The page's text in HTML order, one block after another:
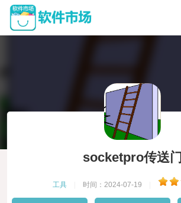
socketpro传送门
工具 时间：2024-07-19